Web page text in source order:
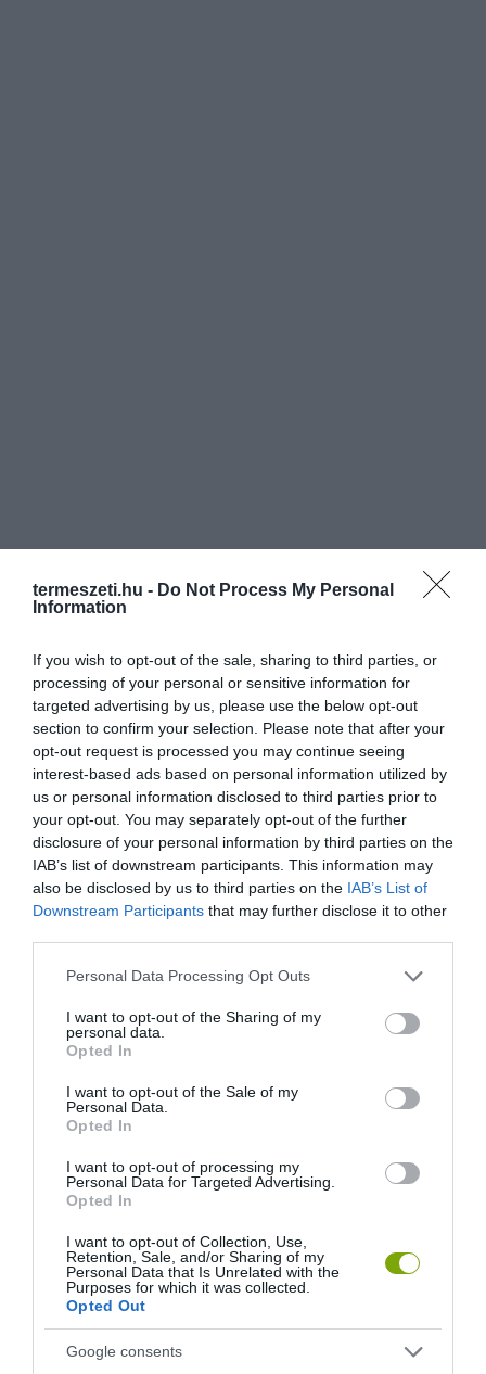
termeszeti.hu - Do Not Process My Personal
Information
If you wish to opt-out of the sale, sharing to third parties, or
processing of your personal or sensitive information for
targeted advertising by us, please use the below opt-out
section to confirm your selection. Please note that after your
opt-out request is processed you may continue seeing
interest-based ads based on personal information utilized by
us or personal information disclosed to third parties prior to
your opt-out. You may separately opt-out of the further
disclosure of your personal information by third parties on the
IAB’s list of downstream participants. This information may
also be disclosed by us to third parties on the IAB’s List of
Downstream Participants that may further disclose it to other
Please note that this website/app uses one or more Google
not limited to your visit or usage behaviour. You may click to
grant or deny consent to Google and its third-party tags to
use your data for below specified purposes in below Google
consent section.
Personal Data Processing Opt Outs
I want to opt-out of the Sharing of my
personal data.
Opted In
I want to opt-out of the Sale of my
Personal Data.
Opted In
I want to opt-out of processing my
Personal Data for Targeted Advertising.
Opted In
I want to opt-out of Collection, Use,
Retention, Sale, and/or Sharing of my
Personal Data that Is Unrelated with the
Purposes for which it was collected.
Opted Out
Google consents
VÁLTOZÁS A SZABÁLYOZÁSBAN, EZEKRE FIGYELJÜNK, HA
HORGÁSZNI INDULUNK!
ÖRÖKBE IS FOGADHATOD!
KIRÁNDULÁS A
KIRÁNDULÁS PANNONHALMA